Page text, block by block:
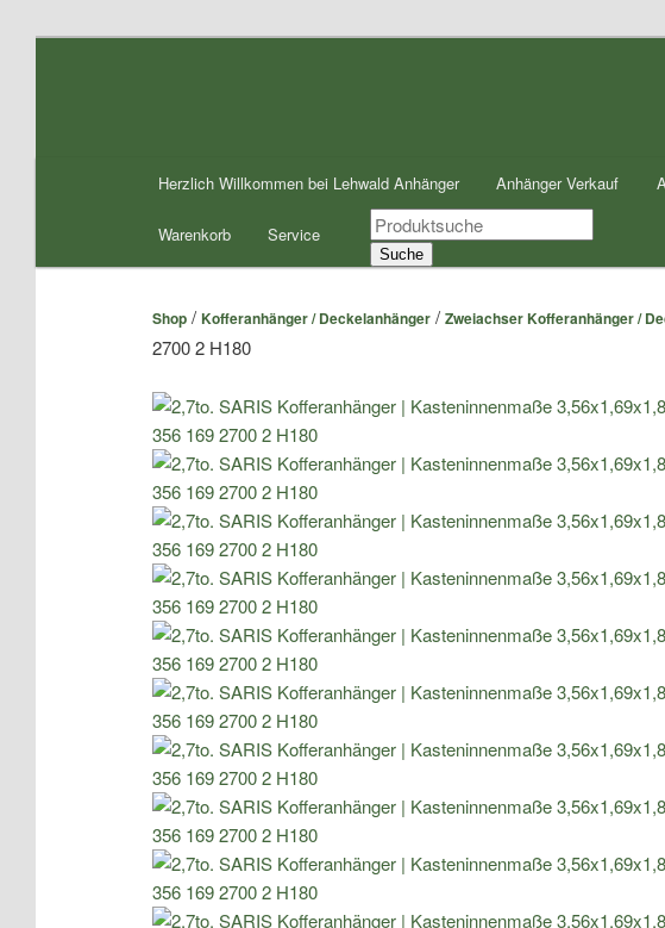
Herzlich Willkommen bei Lehwald Anhänger Anhänger Verkauf
Warenkorb Service
Products
search
Suche
Shop/ Kofferanhänger / Deckelanhänger/ Zweiachser Kofferanhänger /
2700 2 H180